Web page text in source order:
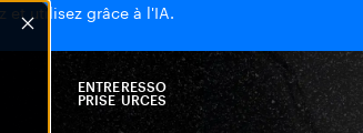
et utilisez grâce à l'IA.
ENTRE
PRISE
RESSO
URCES